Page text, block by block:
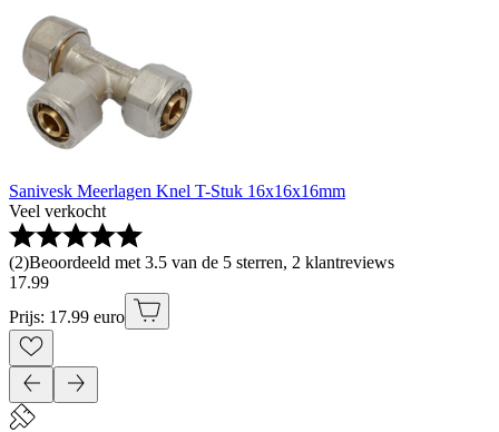
Sanivesk Meerlagen Knel T-Stuk 16x16x16mm
Veel verkocht
(2)Beoordeeld met 3.5 van de 5 sterren, 2 klantreviews
17.99
Prijs: 17.99 euro